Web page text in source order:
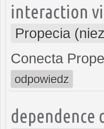
interaction
Propecia
Conecta
odpowiedz
dependence